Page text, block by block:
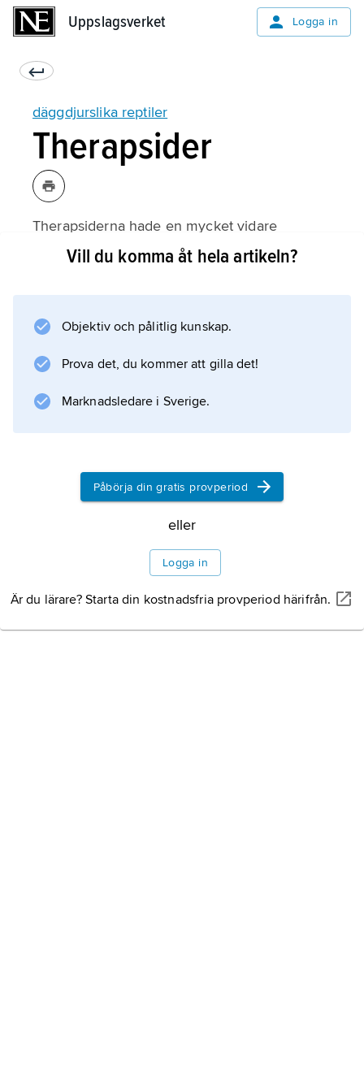
Uppslagsverket Logga in
däggdjurslika reptiler
Therapsider
Therapsiderna hade en mycket vidare
utbredning än pelycosaurierna. De var spridda
Deras klassificering och evolution är
komplicerad, men de viktigaste
dicynodonter och cynodonter. Några mindre,
Information om artikeln
Vill du komma åt hela artikeln?
Objektiv och pålitlig kunskap.
Prova det, du kommer att gilla det!
Marknadsledare i Sverige.
Påbörja din gratis provperiod
eller
Logga in
Är du lärare? Starta din kostnadsfria provperiod härifrån.